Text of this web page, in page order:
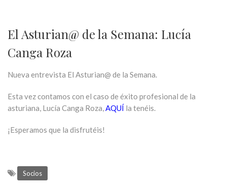
El Asturian@ de la Semana: Lucía
Canga Roza
Nueva entrevista El Asturian@ de la Semana.
Esta vez contamos con el caso de éxito profesional de la
asturiana, Lucía Canga Roza,AQUÍ la tenéis.
¡Esperamos que la disfrutéis!
Socios